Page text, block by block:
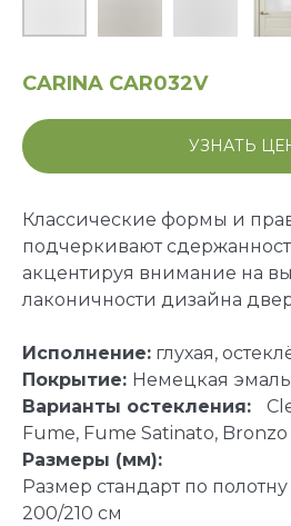
CARINA CAR032V
УЗНАТЬ
Классические формы и
подчеркивают
акцентируя внимание на
лаконичности дизайна
Исполнение: глухая,
Покрытие: Немецкая
Варианты остекления:
Fume, Fume Satinato,
Размеры (мм):
Размер стандарт по
200/210 см